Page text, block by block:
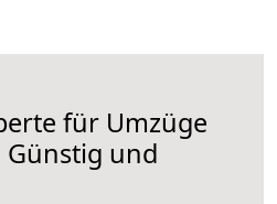
für Umzüge
Günstig und